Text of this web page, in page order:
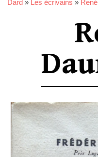
Dard » Les écrivains »